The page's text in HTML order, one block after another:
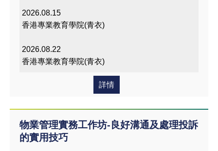
2026.08.15
香港專業教育學院(青衣)
2026.08.22
香港專業教育學院(青衣)
詳情
物業管理實務工作坊-良好溝通及處理投訴
的實用技巧